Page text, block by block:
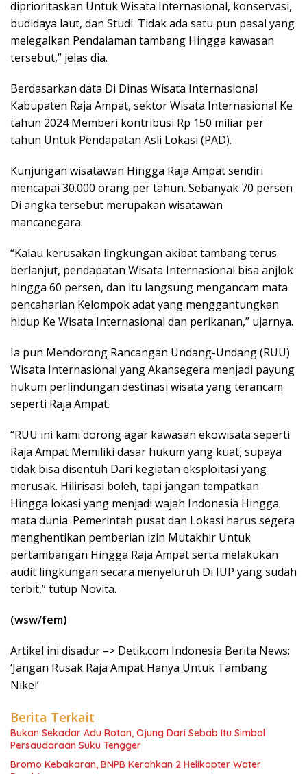
diprioritaskan Untuk Wisata Internasional, konservasi,
budidaya laut, dan Studi. Tidak ada satu pun pasal yang
melegalkan Pendalaman tambang Hingga kawasan
tersebut,” jelas dia.
Berdasarkan data Di Dinas Wisata Internasional
Kabupaten Raja Ampat, sektor Wisata Internasional Ke
tahun 2024 Memberi kontribusi Rp 150 miliar per
tahun Untuk Pendapatan Asli Lokasi (PAD).
Kunjungan wisatawan Hingga Raja Ampat sendiri
mencapai 30.000 orang per tahun. Sebanyak 70 persen
Di angka tersebut merupakan wisatawan
mancanegara.
“Kalau kerusakan lingkungan akibat tambang terus
berlanjut, pendapatan Wisata Internasional bisa anjlok
hingga 60 persen, dan itu langsung mengancam mata
pencaharian Kelompok adat yang menggantungkan
hidup Ke Wisata Internasional dan perikanan,” ujarnya.
Ia pun Mendorong Rancangan Undang-Undang (RUU)
Wisata Internasional yang Akansegera menjadi payung
hukum perlindungan destinasi wisata yang terancam
seperti Raja Ampat.
“RUU ini kami dorong agar kawasan ekowisata seperti
Raja Ampat Memiliki dasar hukum yang kuat, supaya
tidak bisa disentuh Dari kegiatan eksploitasi yang
merusak. Hilirisasi boleh, tapi jangan tempatkan
Hingga lokasi yang menjadi wajah Indonesia Hingga
mata dunia. Pemerintah pusat dan Lokasi harus segera
menghentikan pemberian izin Mutakhir Untuk
pertambangan Hingga Raja Ampat serta melakukan
audit lingkungan secara menyeluruh Di IUP yang sudah
terbit,” tutup Novita.
(wsw/fem)
Artikel ini disadur –> Detik.com Indonesia Berita News:
‘Jangan Rusak Raja Ampat Hanya Untuk Tambang
Nikel’
Berita Terkait
Bukan Sekadar Adu Rotan, Ojung Dari Sebab Itu Simbol
Persaudaraan Suku Tengger
Bromo Kebakaran, BNPB Kerahkan 2 Helikopter Water